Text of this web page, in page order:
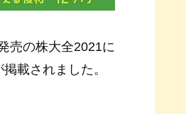
売の株大全2021に
載されました。